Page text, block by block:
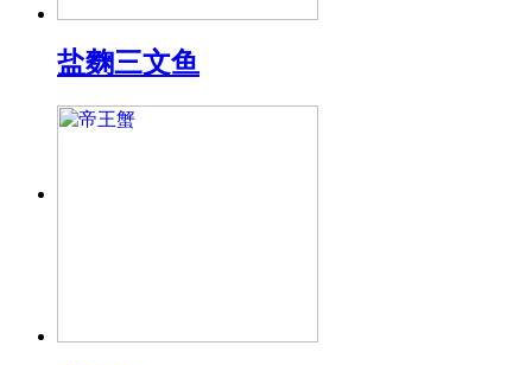
盐麴三文鱼